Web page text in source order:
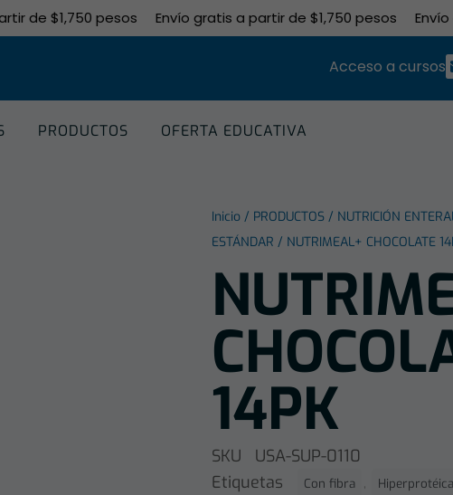
de $1,750 pesos Envío gratis a partir de $1,750 pesos Envío
Acceso a cursos
PRODUCTOS OFERTA EDUCATIVA
Inicio / PRODUCTOS / NUTRICIÓN
ESTÁNDAR / NUTRIMEAL+ CHOCOLATE
14PK
SKU
USA-SUP-0110
Etiquetas
Con fibra , Hiperprotéica